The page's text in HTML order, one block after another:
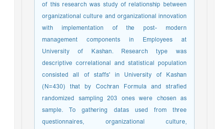
of this research was study of relationship between
organizational culture and organizational innovation
with implementation of the post- modern
management components in Employees at
University of Kashan. Research type was
descriptive correlational and statistical population
consisted all of staffs' in University of Kashan
(N=430) that by Cochran Formula and strafied
randomized sampling 203 ones were chosen as
sample. To gathering datas used from three
questionnaires, organizational culture,